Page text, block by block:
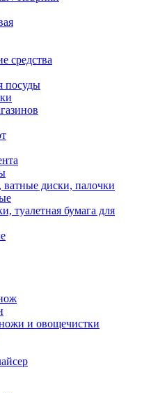
средства
посуды
диски, палочки
туалетная бумага для
и овощечистки